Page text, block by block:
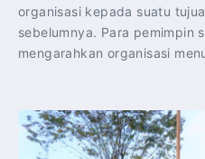
organisasi kepada suatu
sebelumnya. Para pemimpin
mengarahkan organisasi